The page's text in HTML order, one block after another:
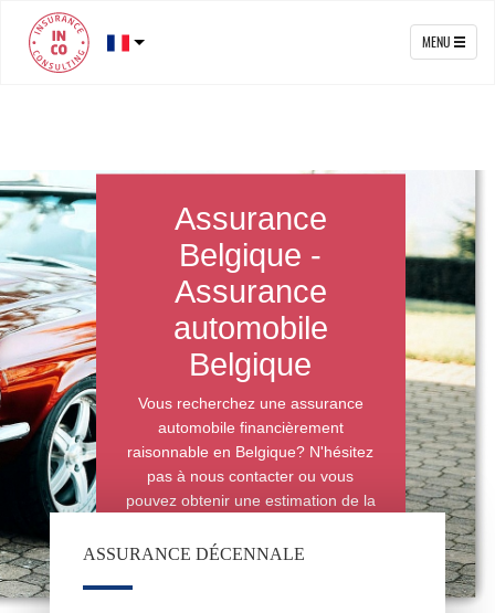
MENU
Assurance
Belgique -
Assurance
automobile
Belgique
Vous recherchez une assurance
automobile financièrement
raisonnable en Belgique? N'hésitez
pas à nous contacter ou vous
pouvez obtenir une estimation de la
ligne grâce au simulateur de ce site
ASSURANCE DÉCENNALE